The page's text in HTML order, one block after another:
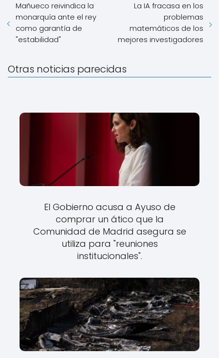
Mañueco reivindica la
monarquía ante el rey
como garantía de
"estabilidad"
La IA fracasa en los
problemas
matemáticos de los
mejores investigadores
Otras noticias parecidas
El Gobierno acusa a Ayuso de
comprar un ático que la
Comunidad de Madrid asegura se
utiliza para "reuniones
institucionales".